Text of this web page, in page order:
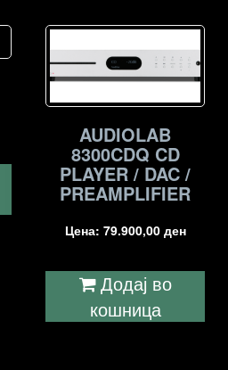
to
low
AUDIOLAB
8300CDQ CD
PLAYER / DAC /
PREAMPLIFIER
Цена: 79.900,00 ден
Додај во
кошница